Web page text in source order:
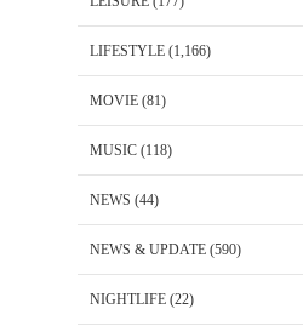
LIFESTYLE (1,166)
MOVIE (81)
MUSIC (118)
NEWS (44)
NEWS & UPDATE (590)
NIGHTLIFE (22)